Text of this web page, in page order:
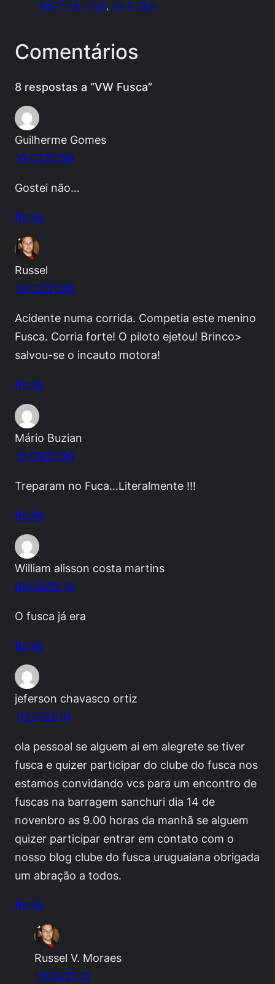
RUSTY OLD CAR, VW FUSCA
Comentários
8 respostas a “VW Fusca”
Guilherme Gomes
10/02/2009
Gostei não…
Reply
Russel
10/02/2009
Acidente numa corrida. Competia este menino
Fusca. Corria forte! O piloto ejetou! Brinco>
salvou-se o incauto motora!
Reply
Mário Buzian
10/09/2009
Treparam no Fuca…Literalmente !!!
Reply
William alisson costa martins
05/28/2010
O fusca já era
Reply
jeferson chavasco ortiz
11/07/2010
ola pessoal se alguem ai em alegrete se tiver
fusca e quizer participar do clube do fusca nos
estamos convidando vcs para um encontro de
fuscas na barragem sanchuri dia 14 de
novenbro as 9.00 horas da manhã se alguem
quizer participar entrar em contato com o
nosso blog clube do fusca uruguaiana obrigada
um abração a todos.
Reply
Russel V. Moraes
11/08/2010